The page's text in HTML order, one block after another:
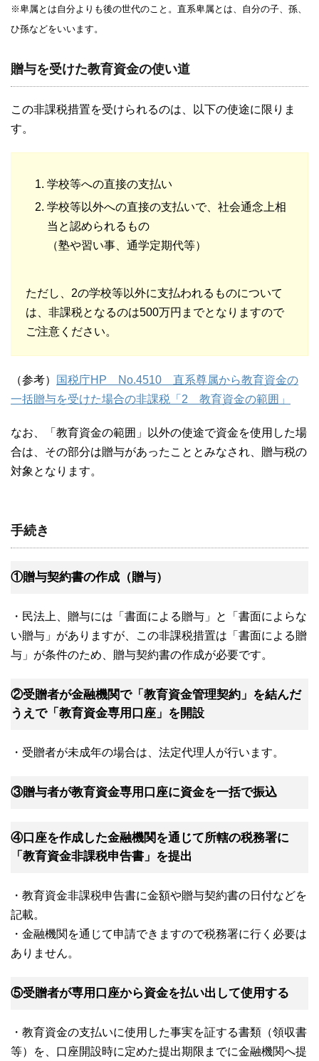
※卑属とは自分よりも後の世代のこと。直系卑属とは、自分の子、孫、
ひ孫などをいいます。
贈与を受けた教育資金の使い道
この非課税措置を受けられるのは、以下の使途に限りま
す。
学校等への直接の支払い
学校等以外への直接の支払いで、社会通念上相
当と認められるもの
（塾や習い事、通学定期代等）
ただし、2の学校等以外に支払われるものについて
は、非課税となるのは500万円までとなりますので
ご注意ください。
（参考）
国税庁HP No.4510 直系尊属から教育資金の
一括贈与を受けた場合の非課税「2 教育資金の範囲」
なお、「教育資金の範囲」以外の使途で資金を使用した場
合は、その部分は贈与があったこととみなされ、贈与税の
対象となります。
手続き
①贈与契約書の作成（贈与）
・民法上、贈与には「書面による贈与」と「書面によらな
い贈与」がありますが、この非課税措置は「書面による贈
与」が条件のため、贈与契約書の作成が必要です。
②受贈者が金融機関で「教育資金管理契約」を結んだ
うえで「教育資金専用口座」を開設
・受贈者が未成年の場合は、法定代理人が行います。
③贈与者が教育資金専用口座に資金を一括で振込
④口座を作成した金融機関を通じて所轄の税務署に
「教育資金非課税申告書」を提出
・教育資金非課税申告書に金額や贈与契約書の日付などを
記載。
・金融機関を通じて申請できますので税務署に行く必要は
ありません。
⑤受贈者が専用口座から資金を払い出して使用する
・教育資金の支払いに使用した事実を証する書類（領収書
等）を、口座開設時に定めた提出期限までに金融機関へ提